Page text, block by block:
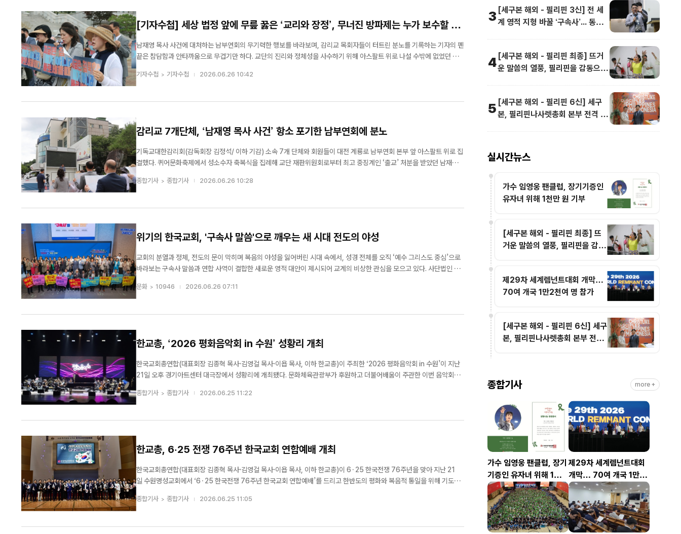
[기자수첩] 세상 법정 앞에 무릎 꿇은 ‘교리와 장정’, 무너진 방파제는 누가 보수할 것
인가
남재영 목사 사건에 대처하는 남부연회의 무기력한 행보를 바라보며, 감리교 목회자들이 터트린 분노를 기록하는 기자의 펜
끝은 참담함과 안타까움으로 무겁기만 하다. 교단의 진리와 정체성을 사수하기 위해 아스팔트 위로 나설 수밖에 없었던 영
적 지도자들의 심정에 본지가 깊이 공감하는 이유는, 지금 그들이 마주한 현실이 교단의 영적 붕괴와 맞닿아 있기 때문이다.
오죽했으면 현장의 목회자들과 성도들이 남...
기자수첩 기자수첩 2026.06.26 10:42
감리교 7개단체, ‘남재영 목사 사건’ 항소 포기한 남부연회에 분노
기독교대한감리회(감독회장 김정석/ 이하 기감) 소속 7개 단체와 회원들이 대전 계룡로 남부연회 본부 앞 아스팔트 위로 집
결했다. 퀴어문화축제에서 성소수자 축복식을 집례해 교단 재판위원회로부터 최고 중징계인 ‘출교’ 처분을 받았던 남재영
사건을 일단락시켰기 때문이다. 감리교회동...
종합기사 종합기사 2026.06.26 10:28
위기의 한국교회, '구속사 말씀'으로 깨우는 새 시대 전도의 야성
교회의 분열과 정체, 전도의 문이 막히며 복음의 야성을 잃어버린 시대 속에서, 성경 전체를 오직 ‘예수 그리스도 중심’으로
바라보는 구속사 말씀과 연합 사역이 결합한 새로운 영적 대안이 제시되어 교계의 비상한 관심을 모으고 있다. 사단법인 세
지난 6월 25일 인천 송도주예수교회(...
문화 10946 2026.06.26 07:11
한교총, ‘2026 평화음악회 in 수원’ 성황리 개최
한국교회총연합(대표회장 김종혁 목사·김영걸 목사·이욥 목사, 이하 한교총)이 주최한 ‘2026 평화음악회 in 수원’이 지난
21일 오후 경기아트센터 대극장에서 성황리에 개최됐다. 문화체육관광부가 후원하고 더불어배움이 주관한 이번 음악회는
가졌다. 이번 음악회에는 국내 대표 ...
종합기사 종합기사 2026.06.25 11:22
한교총, 6·25 전쟁 76주년 한국교회 연합예배 개최
한국교회총연합(대표회장 김종혁 목사·김영걸 목사·이욥 목사, 이하 한교총)이 6·25 한국전쟁 76주년을 맞아 지난 21
일 수원명성교회에서 ‘6·25 한국전쟁 76주년 한국교회 연합예배’를 드리고 한반도의 평화와 복음적 통일을 위해 기도했
(예장보수개혁 총회장)의 성경봉독, 수원명성교회 ...
종합기사 종합기사 2026.06.25 11:05
3 [세구본 해외 - 필리핀 3신] 전 세
계 영적 지형 바꿀 ‘구속사’... 동남
4 [세구본 해외 - 필리핀 최종] 뜨거
운 말씀의 열풍, 필리핀을 감동으로
5 [세구본 해외 - 필리핀 6신] 세구
본, 필리핀나사렛총회 본부 전격 방
실시간뉴스
가수 임영웅 팬클럽, 장기기증인
유자녀 위해 1천만 원 기부
[세구본 해외 - 필리핀 최종] 뜨
거운 말씀의 열풍, 필리핀을 감동
제29차 세계렘넌트대회 개막…
70여 개국 1만2천여 명 참가
[세구본 해외 - 필리핀 6신] 세구
본, 필리핀나사렛총회 본부 전격
종합기사 more +
가수 임영웅 팬클럽, 장기
기증인 유자녀 위해 1천만
원 기부
제29차 세계렘넌트대회
개막… 70여 개국 1만2
천여 명 참가